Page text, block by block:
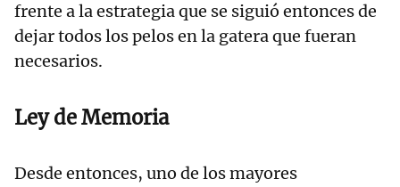
frente a la estrategia que se siguió entonces de
dejar todos los pelos en la gatera que fueran
necesarios.
Ley de Memoria
Desde entonces, uno de los mayores